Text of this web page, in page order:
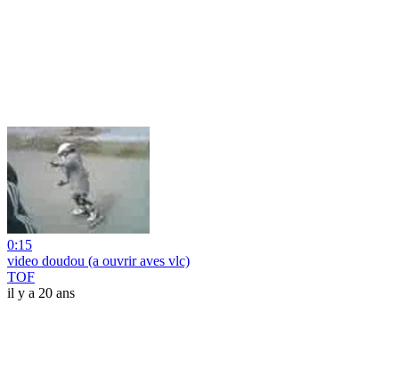
0:15
video doudou (a ouvrir aves vlc)
TOF
il y a 20 ans